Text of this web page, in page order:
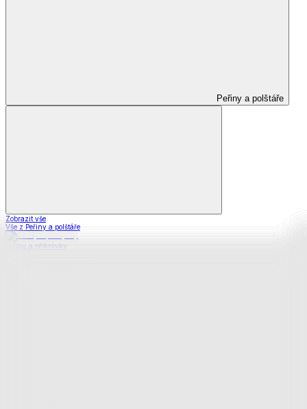
Peřiny a polštáře
Zobrazit vše
Vše z Peřiny a polštáře
Peřiny a přikrývky